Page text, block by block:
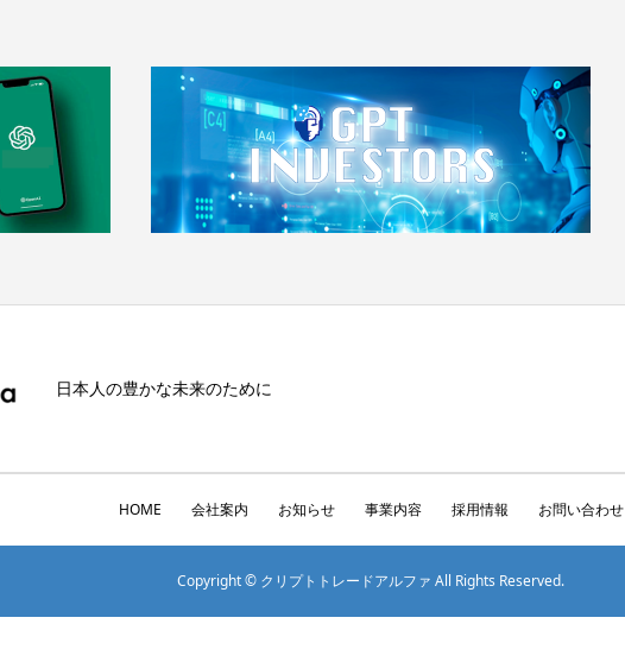
日本人の豊かな未来のために
HOME 会社案内 お知らせ 事業内容 採用情報 お問い合わせ
Copyright © クリプトトレードアルファ All Rights Reserved.